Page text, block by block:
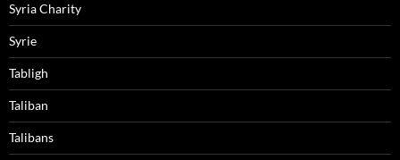
Syria Charity
Syrie
Tabligh
Taliban
Talibans